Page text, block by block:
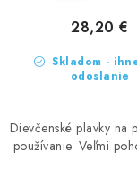
Skladom -
odoslanie
28,20 €
Dievčenské plavky na
používanie. Veľmi